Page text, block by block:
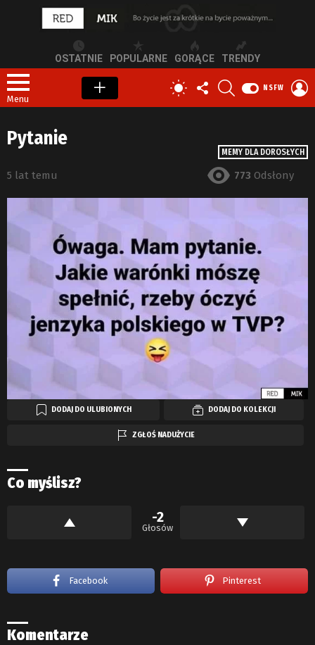
OSTATNIE POPULARNE GORĄCE TRENDY
Menu
PRZEŁĄCZ
SKÓRKĘ
OBSERWUJ
NAS
NSFW
MEMY DLA DOROSŁYCH
Pytanie
5 lat temu 773 Odsłony
DODAJ DO ULUBIONYCH DODAJ DO KOLEKCJI
ZGŁOŚ NADUŻYCIE
Co myślisz?
-2
Głosów
Facebook Pinterest
Komentarze